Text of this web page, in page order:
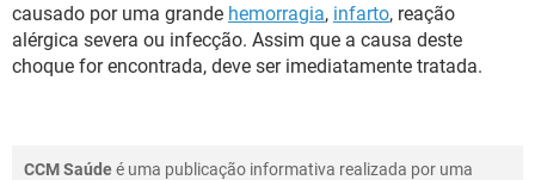
causado por uma grande hemorragia, infarto, reação
alérgica severa ou infecção. Assim que a causa deste
choque for encontrada, deve ser imediatamente tratada.
CCM Saúdeé uma publicação informativa realizada por uma